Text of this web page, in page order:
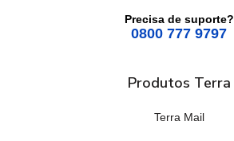
Precisa de suporte?
0800 777 9797
Produtos Terra
Terra Mail